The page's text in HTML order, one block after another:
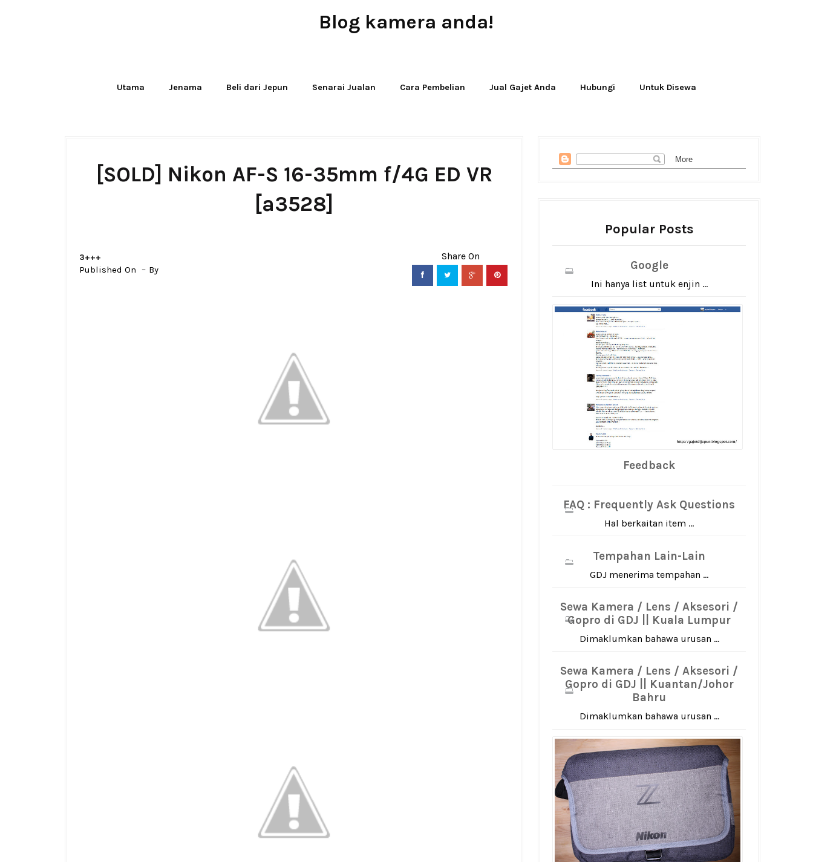
Blog kamera anda!
Utama Jenama Beli dari Jepun Senarai Jualan Cara Pembelian Jual Gajet Anda Hubungi Untuk Disewa
[SOLD] Nikon AF-S 16-35mm f/4G ED VR
[a3528]
3+++
Published On By
Popular Posts
Google
Ini hanya list untuk enjin ...
Feedback
FAQ : Frequently Ask Questions
Hal berkaitan item ...
Tempahan Lain-Lain
GDJ menerima tempahan ...
Sewa Kamera / Lens / Aksesori /
Gopro di GDJ || Kuala Lumpur
Dimaklumkan bahawa urusan ...
Sewa Kamera / Lens / Aksesori /
Gopro di GDJ || Kuantan/Johor
Bahru
Dimaklumkan bahawa urusan ...